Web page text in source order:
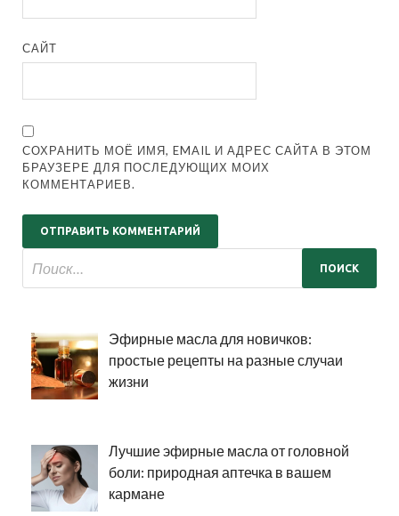
САЙТ
СОХРАНИТЬ МОЁ ИМЯ, EMAIL И АДРЕС САЙТА В ЭТОМ
БРАУЗЕРЕ ДЛЯ ПОСЛЕДУЮЩИХ МОИХ
КОММЕНТАРИЕВ.
Эфирные масла для новичков:
простые рецепты на разные случаи
жизни
Лучшие эфирные масла от головной
боли: природная аптечка в вашем
кармане